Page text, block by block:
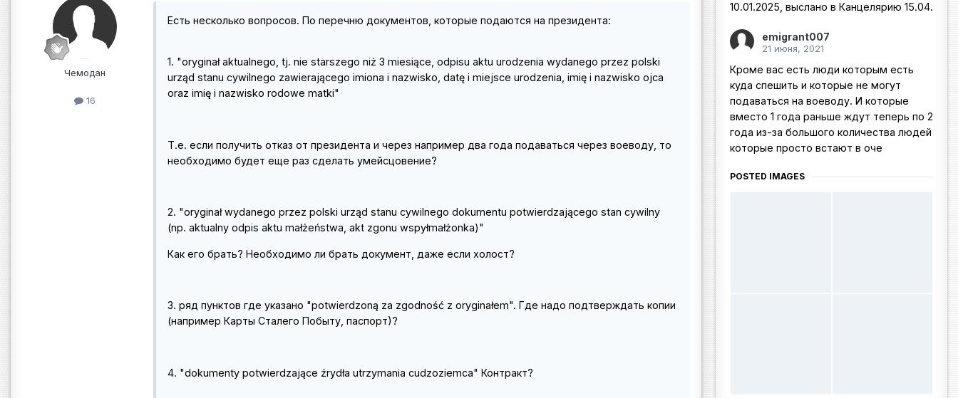
Чемодан
16
Есть несколько вопросов. По перечню документов, которые подаются на президента:
1. "oryginał aktualnego, tj. nie starszego niż 3 miesiące, odpisu aktu urodzenia wydanego przez polski
urząd stanu cywilnego zawierającego imiona i nazwisko, datę i miejsce urodzenia, imię i nazwisko ojca
oraz imię i nazwisko rodowe matki"
Т.е. если получить отказ от президента и через например два года подаваться через воеводу, то
необходимо будет еще раз сделать умейсцовение?
2. "oryginał wydanego przez polski urząd stanu cywilnego dokumentu potwierdzającego stan cywilny
(np. aktualny odpis aktu małżeństwa, akt zgonu wspуłmałżonka)"
Как его брать? Необходимо ли брать документ, даже если холост?
3. ряд пунктов где указано "potwierdzoną za zgodność z oryginałem". Где надо подтверждать копии
(например Карты Сталего Побыту, паспорт)?
4. "dokumenty potwierdzające źrуdła utrzymania cudzoziemca" Контракт?
10.01.2025, выслано в Канцелярию 15.04.
emigrant007
21 июня, 2021
Кроме вас есть люди которым есть
куда спешить и которые не могут
подаваться на воеводу. И которые
вместо 1 года раньше ждут теперь по 2
года из-за большого количества людей
которые просто встают в оче
POSTED IMAGES